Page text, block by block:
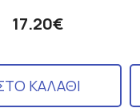
17.20€
ΚΑΛΑΘΙ